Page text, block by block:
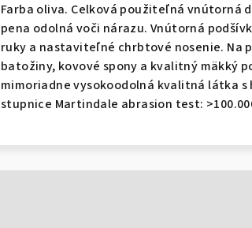
Farba oliva. Celková použiteľná vnútorná
pena odolná voči nárazu. Vnútorná
ruky a nastaviteľné chrbtové nosenie. Na
batožiny, kovové spony a kvalitný mäkký
mimoriadne vysokoodolná kvalitná látka
stupnice Martindale abrasion test: